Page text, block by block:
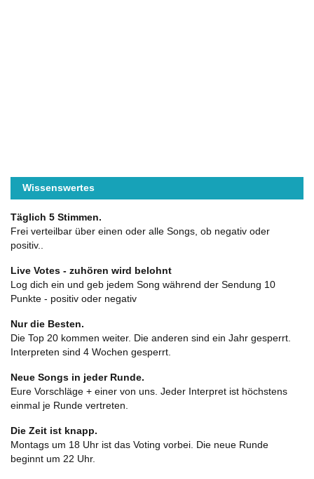
Wissenswertes
Täglich 5 Stimmen.
Frei verteilbar über einen oder alle Songs, ob negativ oder
positiv..
Live Votes - zuhören wird belohnt
Log dich ein und geb jedem Song während der Sendung 10
Punkte - positiv oder negativ
Nur die Besten.
Die Top 20 kommen weiter. Die anderen sind ein Jahr gesperrt.
Interpreten sind 4 Wochen gesperrt.
Neue Songs in jeder Runde.
Eure Vorschläge + einer von uns. Jeder Interpret ist höchstens
einmal je Runde vertreten.
Die Zeit ist knapp.
Montags um 18 Uhr ist das Voting vorbei. Die neue Runde
beginnt um 22 Uhr.